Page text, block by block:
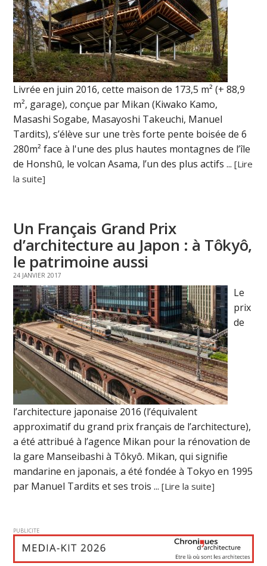
Livrée en juin 2016, cette maison de 173,5 m² (+ 88,9
m², garage), conçue par Mikan (Kiwako Kamo,
Masashi Sogabe, Masayoshi Takeuchi, Manuel
Tardits), s’élève sur une très forte pente boisée de 6
280m² face à l'une des plus hautes montagnes de l’île
de Honshū, le volcan Asama, l’un des plus actifs ...[Lire
la suite]
Un Français Grand Prix
d’architecture au Japon : à Tôkyô,
le patrimoine aussi
24 JANVIER 2017
Le
prix
de
l’architecture japonaise 2016 (l’équivalent
approximatif du grand prix français de l’architecture),
a été attribué à l’agence Mikan pour la rénovation de
la gare Manseibashi à Tôkyô. Mikan, qui signifie
mandarine en japonais, a été fondée à Tokyo en 1995
par Manuel Tardits et ses trois ...[Lire la suite]
PUBLICITE